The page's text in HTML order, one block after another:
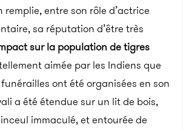
remplie, entre son rôle d’actrice
sa réputation d’être très
sur la population de tigres
aimée par les Indiens que
ont été organisées en son
a été étendue sur un lit de bois,
immaculé, et entourée de